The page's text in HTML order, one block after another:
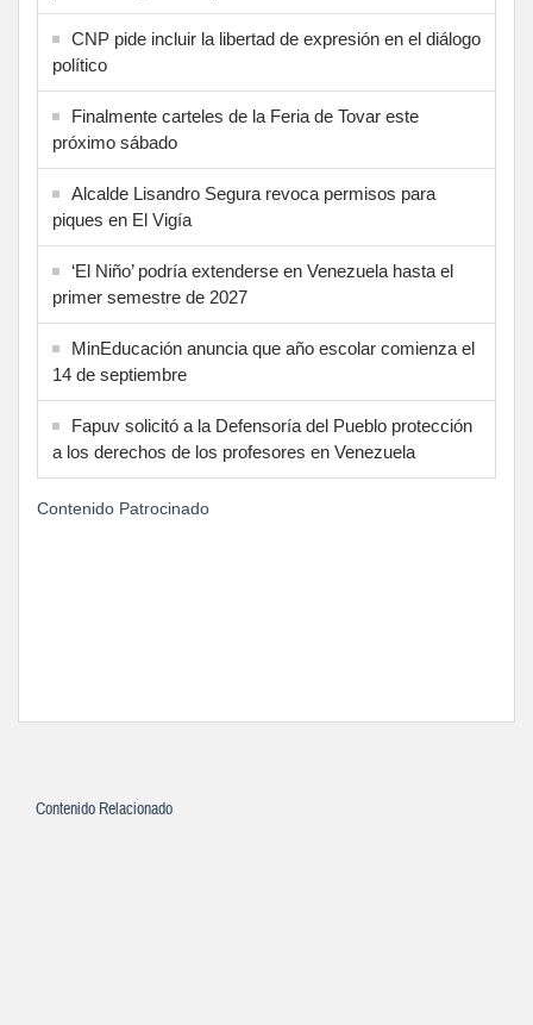
CNP pide incluir la libertad de expresión en el diálogo
político
Finalmente carteles de la Feria de Tovar este
próximo sábado
Alcalde Lisandro Segura revoca permisos para
piques en El Vigía
‘El Niño’ podría extenderse en Venezuela hasta el
primer semestre de 2027
MinEducación anuncia que año escolar comienza el
14 de septiembre
Fapuv solicitó a la Defensoría del Pueblo protección
a los derechos de los profesores en Venezuela
Contenido Patrocinado
Contenido Relacionado